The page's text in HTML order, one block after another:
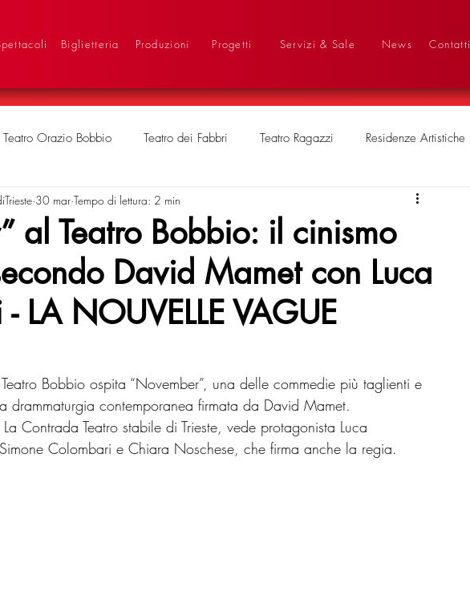
Biglietteria Produzioni Progetti Servizi & Sale News Contatti
Teatro Orazio Bobbio Teatro dei Fabbri Teatro Ragazzi Residenze Artistiche
al Teatro Bobbio: il cinismo
David Mamet con Luca
LA NOUVELLE VAGUE
30 mar Tempo di lettura: 2 min
Bobbio ospita “November”, una delle commedie più taglienti e
drammaturgia contemporanea firmata da David Mamet.
Contrada Teatro stabile di Trieste, vede protagonista Luca
Colombari e Chiara Noschese, che firma anche la regia.